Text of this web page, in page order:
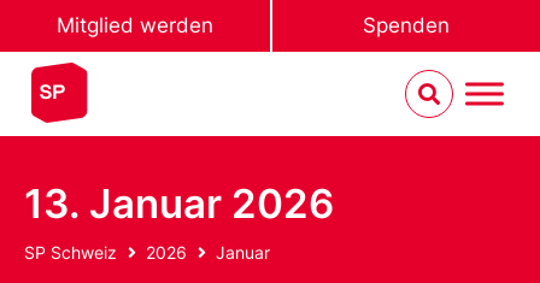
Mitglied werden Spenden
13. Januar 2026
SP Schweiz 2026 Januar